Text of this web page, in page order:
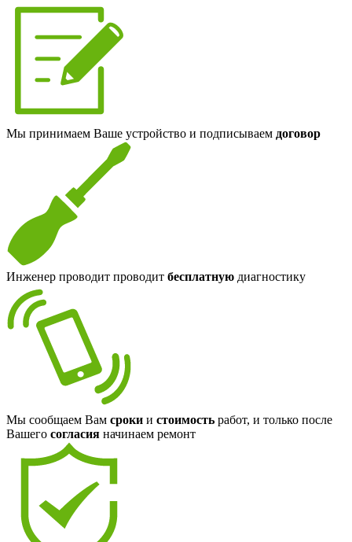
Мы принимаем Ваше устройство и подписываем договор
Инженер проводит проводит бесплатную диагностику
Мы сообщаем Вам сроки и стоимость работ, и только после
Вашего согласия начинаем ремонт